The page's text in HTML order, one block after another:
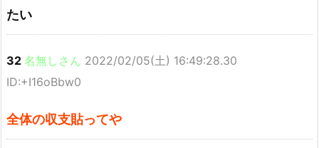
たい
32 名無しさん 2022/02/05(土) 16:49:28.30
ID:+I16oBbw0
全体の収支貼ってや